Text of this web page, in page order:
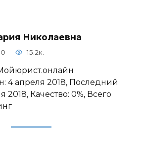
Николаевна
0 15.2к.
4 апреля 2018, Последний
2018, Качество: 0%, Всего